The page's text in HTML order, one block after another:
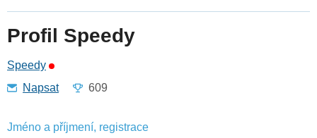
Profil Speedy
Speedy
Napsat
609
Jméno a příjmení, registrace